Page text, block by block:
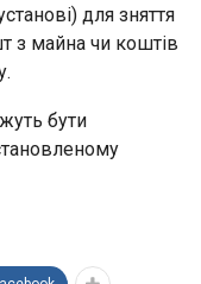
для зняття
з майна чи коштів
бути